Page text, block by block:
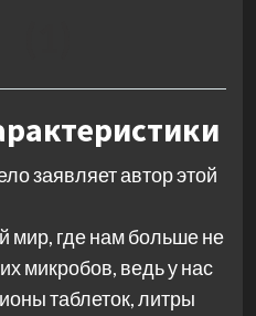
заявляет автор этой
где нам больше не
микробов, ведь у нас
таблеток, литры